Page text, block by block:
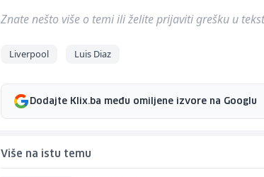
Znate nešto više o temi ili želite prijaviti grešku u
Liverpool Luis Diaz
Dodajte Klix.ba među omiljene izvore na Googlu
Više na istu temu